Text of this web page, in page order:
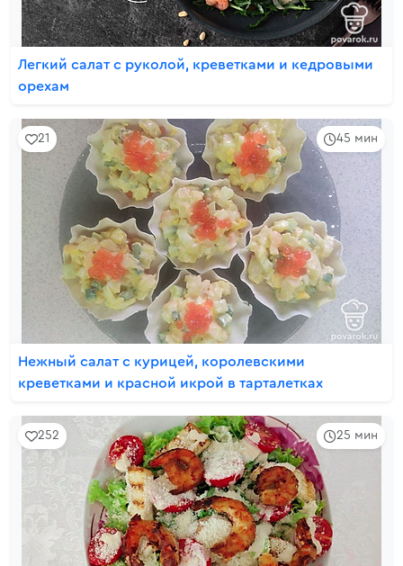
Легкий салат с руколой, креветками и кедровыми
орехам
45 мин
21
Нежный салат с курицей, королевскими
креветками и красной икрой в тарталетках
25 мин
252